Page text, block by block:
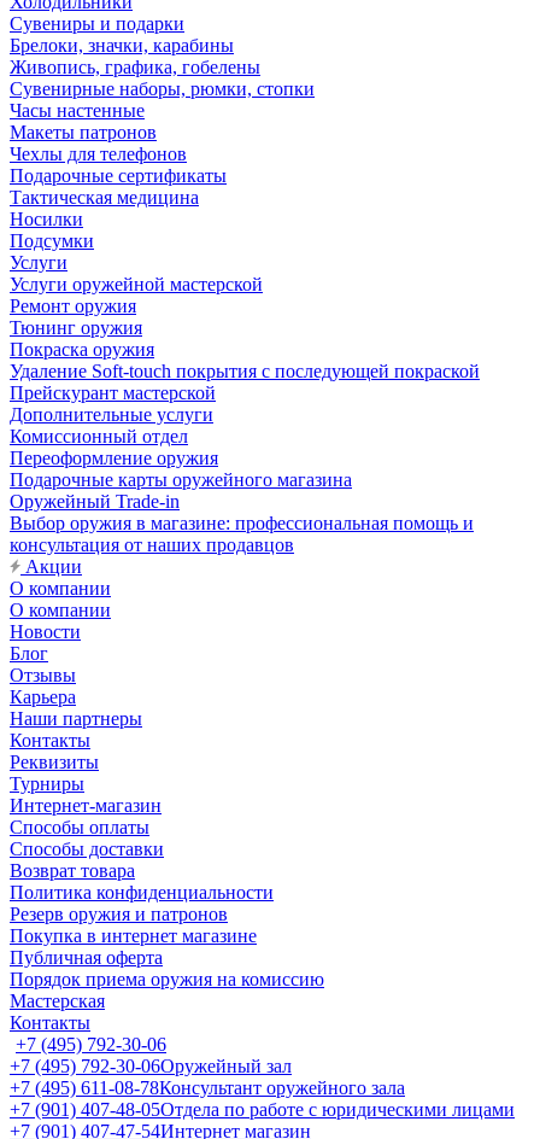
Сувениры и подарки
Брелоки, значки, карабины
Живопись, графика, гобелены
Сувенирные наборы, рюмки, стопки
Часы настенные
Макеты патронов
Чехлы для телефонов
Подарочные сертификаты
Тактическая медицина
Носилки
Подсумки
Услуги
Услуги оружейной мастерской
Ремонт оружия
Тюнинг оружия
Покраска оружия
Удаление Soft-touch покрытия с последующей покраской
Прейскурант мастерской
Дополнительные услуги
Комиссионный отдел
Переоформление оружия
Подарочные карты оружейного магазина
Оружейный Trade-in
Выбор оружия в магазине: профессиональная помощь и
консультация от наших продавцов
Акции
О компании
О компании
Новости
Блог
Отзывы
Карьера
Наши партнеры
Контакты
Реквизиты
Турниры
Интернет-магазин
Способы оплаты
Способы доставки
Возврат товара
Политика конфиденциальности
Резерв оружия и патронов
Покупка в интернет магазине
Публичная оферта
Порядок приема оружия на комиссию
Мастерская
Контакты
+7 (495) 792-30-06
+7 (495) 792-30-06Оружейный зал
+7 (495) 611-08-78Консультант оружейного зала
+7 (901) 407-48-05Отдела по работе с юридическими лицами
+7 (901) 407-47-54Интернет магазин